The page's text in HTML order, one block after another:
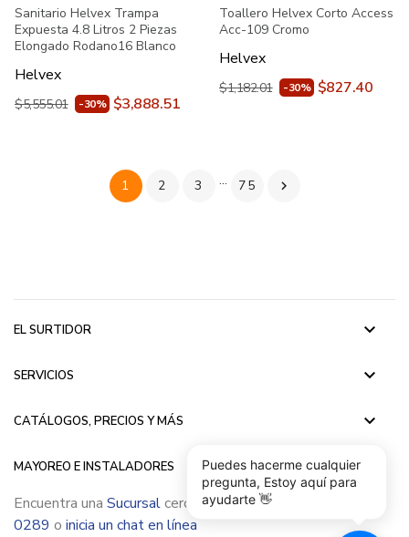
Sanitario Helvex Trampa
Expuesta 4.8 Litros 2 Piezas
Elongado Rodano16 Blanco
Helvex
$5,555.01 -30% $3,888.51
Toallero Helvex Corto Access
Acc-109 Cromo
Helvex
$1,182.01 -30% $827.40
1 2 3 … 75 
EL SURTIDOR keyboard_arrow_down
SERVICIOS keyboard_arrow_down
CATÁLOGOS, PRECIOS Y MÁS keyboard_arrow_down
MAYOREO E INSTALADORES keyboard_arrow_down
Encuentra una Sucursalcerca de ti, llámanos
0289 o inicia un chat en línea
Puedes hacerme cualquier
pregunta, Estoy aquí para
ayudarte 👋